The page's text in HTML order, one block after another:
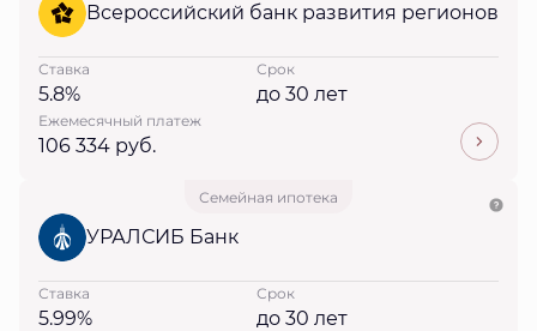
Всероссийский банк развития регионов
Ставка
5.8%
Срок
до 30 лет
Ежемесячный платеж
106 334 руб.
Семейная ипотека
УРАЛСИБ Банк
Ставка
5.99%
Срок
до 30 лет